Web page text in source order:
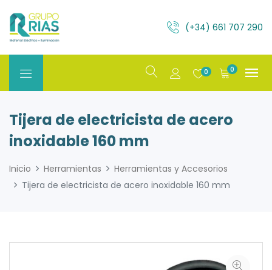
(+34) 661 707 290
0 0
Tijera de electricista de acero
inoxidable 160 mm
Inicio Herramientas
Herramientas y Accesorios
Tijera de electricista de acero inoxidable 160 mm